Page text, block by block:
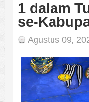
1 dalam
se-
Agustus 09,